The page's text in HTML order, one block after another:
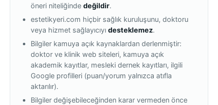
öneri niteliğinde değildir.
estetikyeri.com hiçbir sağlık kuruluşunu, doktoru
veya hizmet sağlayıcıyı desteklemez.
Bilgiler kamuya açık kaynaklardan derlenmiştir:
doktor ve klinik web siteleri, kamuya açık
akademik kayıtlar, mesleki dernek kayıtları, ilgili
Google profilleri (puan/yorum yalnızca atıfla
aktarılır).
Bilgiler değişebileceğinden karar vermeden önce